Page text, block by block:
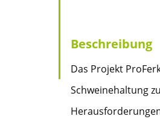
Beschreibung
Das Projekt
Schweinehaltung